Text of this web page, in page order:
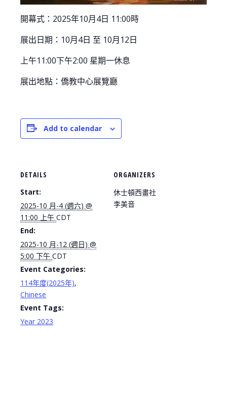
開幕式：2025年10月4日 11:00時
展出日期：10月4日 至 10月12日
上午11:00下午2:00 星期一休息
展出地點：僑教中心展覽廳
Add to calendar
DETAILS
Start:
2025-10 月-4 (週六) @
11:00 上午 CDT
End:
2025-10 月-12 (週日) @
5:00 下午 CDT
Event Categories:
114年度(2025年),
Chinese
Event Tags:
Year 2023
ORGANIZERS
休士頓西畫社
李美音